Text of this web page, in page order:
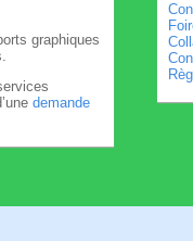
graphiques
demande